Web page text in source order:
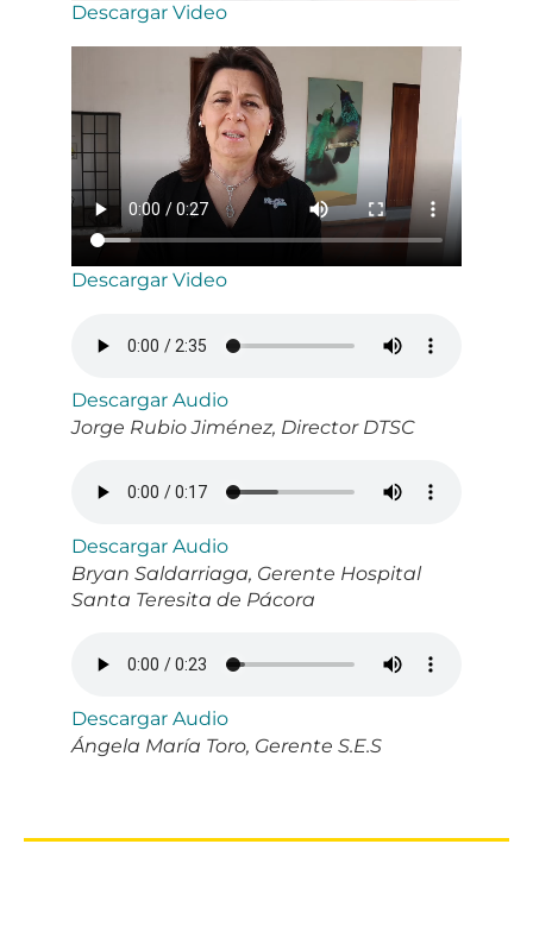
Descargar Video
Descargar Video
Descargar Audio
Jorge Rubio Jiménez, Director DTSC
Descargar Audio
Bryan Saldarriaga, Gerente Hospital
Santa Teresita de Pácora
Descargar Audio
Ángela María Toro, Gerente S.E.S